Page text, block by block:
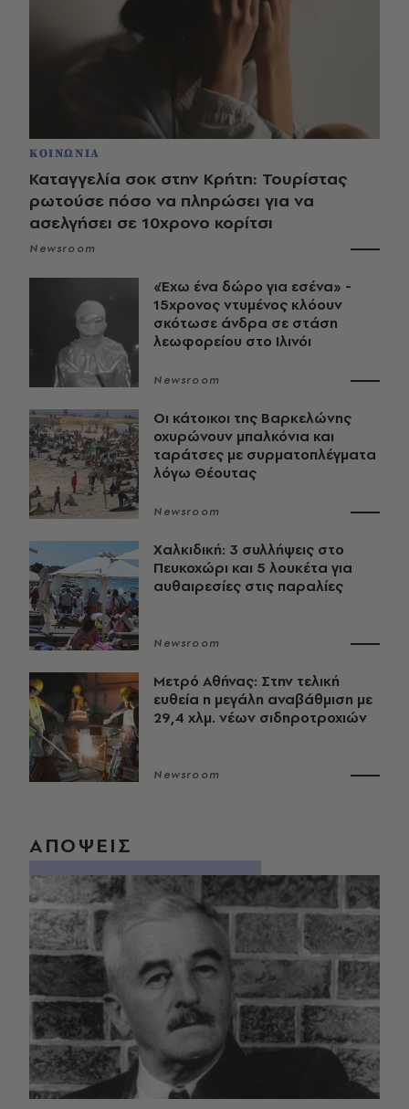
ΚΟΙΝΩΝΙΑ
Καταγγελία σοκ στην Κρήτη: Τουρίστας
ρωτούσε πόσο να πληρώσει για να
ασελγήσει σε 10χρονο κορίτσι
Newsroom
«Έχω ένα δώρο για εσένα» -
15χρονος ντυμένος κλόουν
σκότωσε άνδρα σε στάση
λεωφορείου στο Ιλινόι
Newsroom
Οι κάτοικοι της Βαρκελώνης
οχυρώνουν μπαλκόνια και
ταράτσες με συρματοπλέγματα
λόγω Θέουτας
Newsroom
Χαλκιδική: 3 συλλήψεις στο
Πευκοχώρι και 5 λουκέτα για
αυθαιρεσίες στις παραλίες
Newsroom
Μετρό Αθήνας: Στην τελική
ευθεία η μεγάλη αναβάθμιση με
29,4 χλμ. νέων σιδηροτροχιών
Newsroom
ΑΠΟΨΕΙΣ